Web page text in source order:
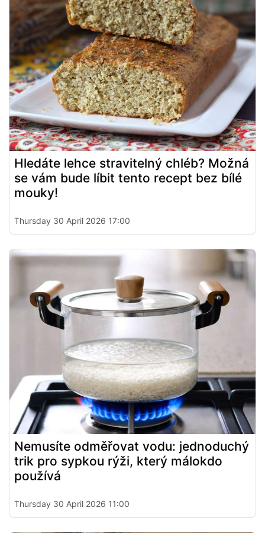
Hledáte lehce stravitelný chléb? Možná
se vám bude líbit tento recept bez bílé
mouky!
Thursday 30 April 2026 17:00
Nemusíte odměřovat vodu: jednoduchý
trik pro sypkou rýži, který málokdo
používá
Thursday 30 April 2026 11:00